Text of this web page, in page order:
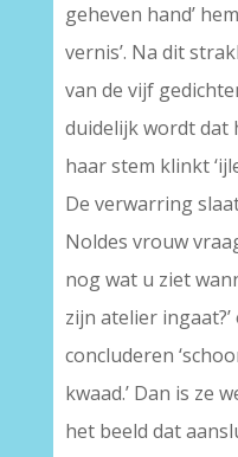
geheven hand’
vernis’. Na dit
van de vijf
duidelijk wordt dat
haar stem klinkt
De verwarring
Noldes vrouw
nog wat u ziet
zijn atelier
concluderen
kwaad.’ Dan is ze
het beeld dat